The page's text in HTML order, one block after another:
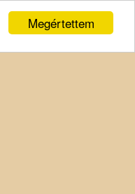
Megértettem